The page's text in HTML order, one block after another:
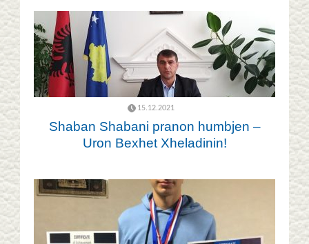
15.12.2021
Shaban Shabani pranon humbjen –
Uron Bexhet Xheladinin!